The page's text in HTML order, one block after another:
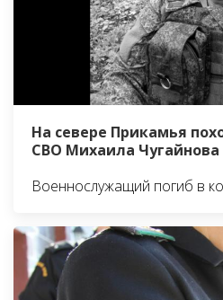
На севере Прикамья
СВО Михаила Чугайнова
Военнослужащий погиб в